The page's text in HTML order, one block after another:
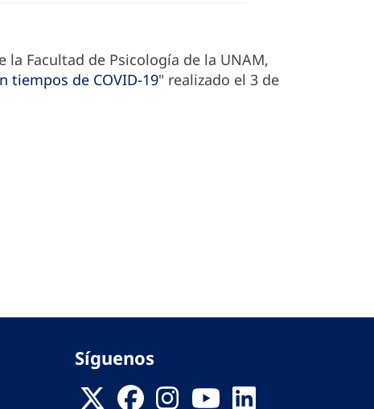
la Facultad de Psicología de la UNAM,
tiempos de COVID-19" realizado el 3 de
Síguenos